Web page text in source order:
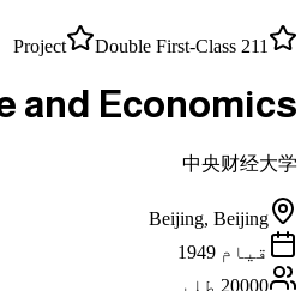
211 Project
Double First-Class
and Economics
中央财经大学
Beijing, Beijing
قیام 1949
20000 طلبہ